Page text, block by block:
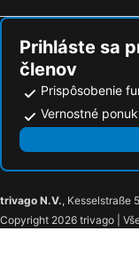
Prihláste sa
členov
Prispôsobenie
Vernostné
trivago N.V., Kesselstraße
Copyright 2026 trivago |